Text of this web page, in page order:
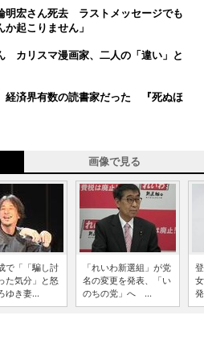
明宏さん死去 ラストメッセージでも
起こりません」
カリスマ漫画家、二人の「違い」と
経済界有数の読書家だった 『死ぬほ
画像で見る
で「「騙し討
た気分」と怒
ゆき妻...
「れいわ新選組」が党
名の変更を発表、「い
のちの党」へ ...